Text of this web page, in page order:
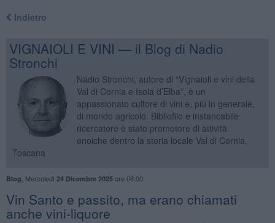
Indietro
VIGNAIOLI E VINI — il Blog di Nadio
Stronchi
Nadio Stronchi, autore di “Vignaioli e vini della
Val di Cornia e Isola d’Elba”, è un
appassionato cultore di vini e, più in generale,
di mondo agricolo. Bibliofilo e instancabile
ricercatore è stato promotore di attività
enoiche dentro la storia locale Val di Cornia,
Toscana
Blog Mercoledì 24 Dicembre 2025ore 08:00
​Vin Santo e passito, ma erano chiamati
anche vini-liquore